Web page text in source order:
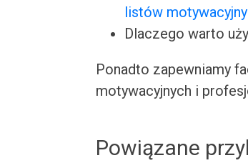
listów
Dlaczego warto
Ponadto zapewniamy
motywacyjnych i
Powiązane